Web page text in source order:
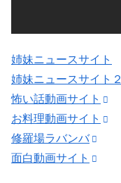
姉妹ニュースサイト
姉妹ニュースサイト２
怖い話動画サイト
お料理動画サイト
修羅場ラバンバ
面白動画サイト